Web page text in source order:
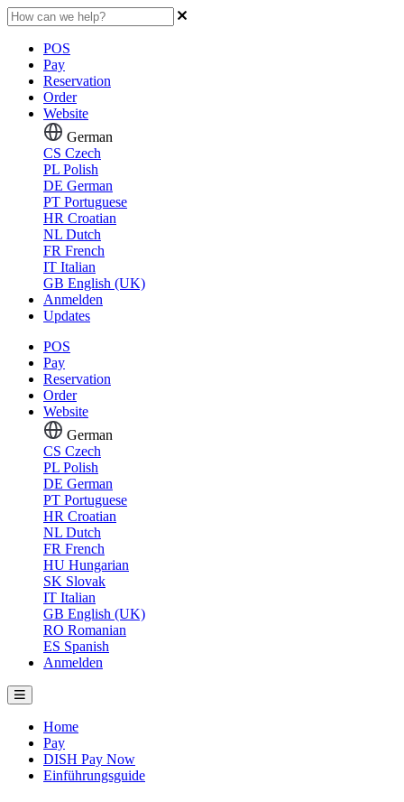
POS
Pay
Reservation
Order
Website
German
CS Czech
PL Polish
DE German
PT Portuguese
HR Croatian
NL Dutch
FR French
IT Italian
GB English (UK)
Anmelden
Updates
POS
Pay
Reservation
Order
Website
German
CS Czech
PL Polish
DE German
PT Portuguese
HR Croatian
NL Dutch
FR French
HU Hungarian
SK Slovak
IT Italian
GB English (UK)
RO Romanian
ES Spanish
Anmelden
Home
Pay
DISH Pay Now
Einführungsguide